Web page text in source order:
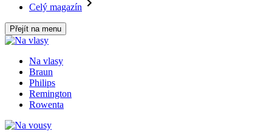
Celý magazín
Přejít na menu
Na vlasy
Braun
Philips
Remington
Rowenta